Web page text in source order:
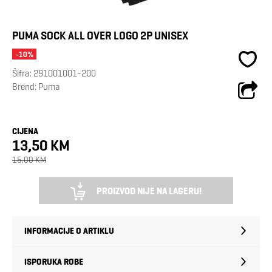
PUMA SOCK ALL OVER LOGO 2P UNISEX
-10%
Šifra: 291001001-200
Brend: Puma
CIJENA
13,50 KM
15,00 KM
PROIZVOD NIJE NA LAGERU!
INFORMACIJE O ARTIKLU
ISPORUKA ROBE